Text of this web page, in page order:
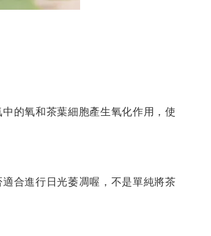
的氧和茶葉細胞產生氧化作用，使
合進行日光萎凋喔，不是單純將茶